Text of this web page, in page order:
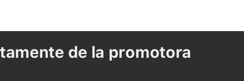
de la promotora